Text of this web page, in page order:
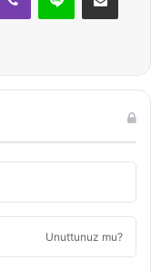
Unuttunuz mu?